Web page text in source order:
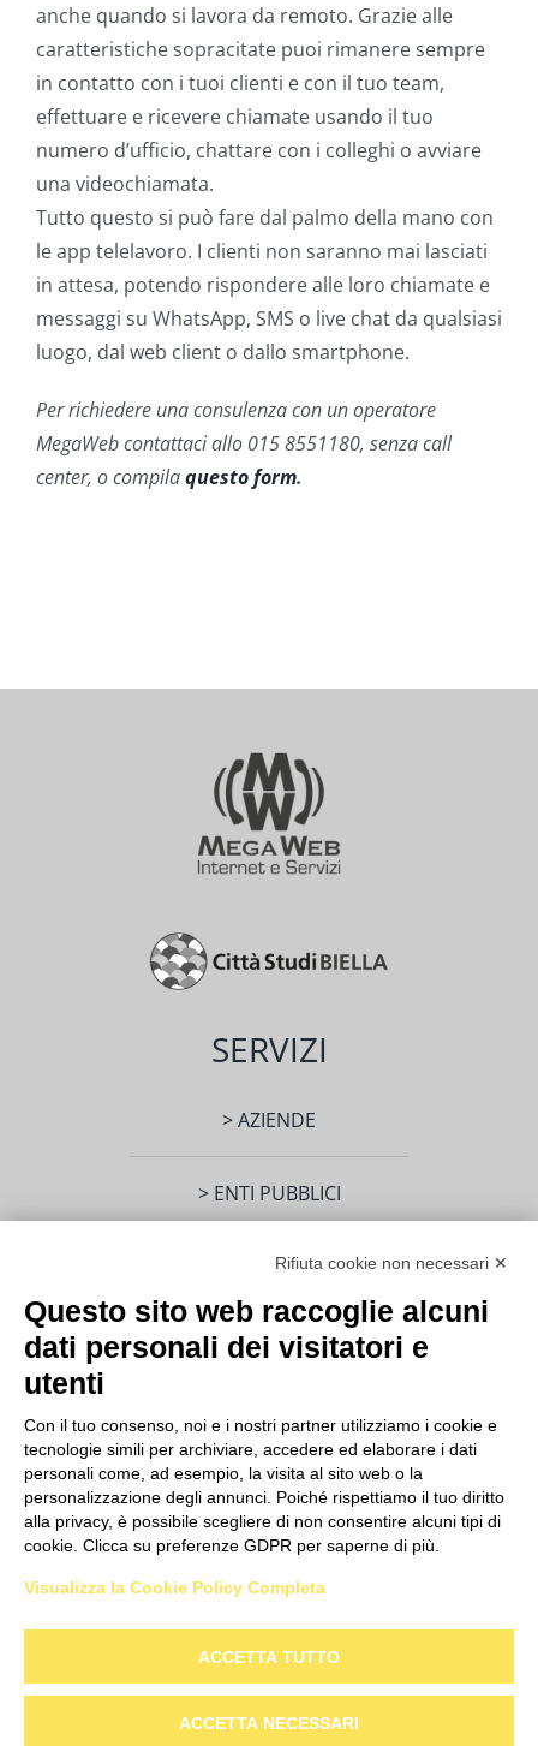
anche quando si lavora da remoto. Grazie alle
caratteristiche sopracitate puoi rimanere sempre
in contatto con i tuoi clienti e con il tuo team,
effettuare e ricevere chiamate usando il tuo
numero d’ufficio, chattare con i colleghi o avviare
una videochiamata.
Tutto questo si può fare dal palmo della mano con
le app telelavoro. I clienti non saranno mai lasciati
in attesa, potendo rispondere alle loro chiamate e
messaggi su WhatsApp, SMS o live chat da qualsiasi
luogo, dal web client o dallo smartphone.
Per richiedere una consulenza con un operatore
MegaWeb contattaci allo 015 8551180, senza call
center, o compilaquesto form.
SERVIZI
> AZIENDE
> ENTI PUBBLICI
> PRIVATI
INFO
Corso G. Pella, 2
13900 Biella (BI)
+39 015 85 51 180
info@megaweb.it
CittàStudi S.p.A. Sede Legale Corso G. Pella, 2 13900 Biella Italy – Capitale
Registro Imprese Biella C. F. e Partita IVA 01491490023 – Numero R.E.A.
Rifiuta cookie non necessari ✕
Questo sito web raccoglie alcuni
dati personali dei visitatori e
utenti
Con il tuo consenso, noi e i nostri partner utilizziamo i cookie e
tecnologie simili per archiviare, accedere ed elaborare i dati
personali come, ad esempio, la visita al sito web o la
personalizzazione degli annunci. Poiché rispettiamo il tuo diritto
alla privacy, è possibile scegliere di non consentire alcuni tipi di
cookie. Clicca su preferenze GDPR per saperne di più.
Visualizza la Cookie Policy Completa
ACCETTA TUTTO
ACCETTA NECESSARI